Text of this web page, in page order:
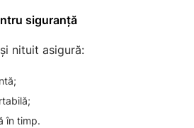
siguranță
nituit asigură:
în timp.